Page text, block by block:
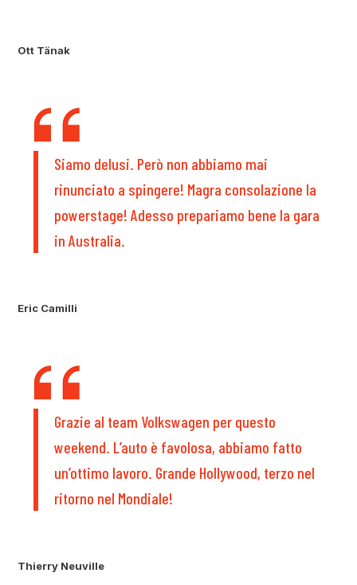
Ott Tänak
Siamo delusi. Però non abbiamo mai
rinunciato a spingere! Magra consolazione la
powerstage! Adesso prepariamo bene la gara
in Australia.
Eric Camilli
Grazie al team Volkswagen per questo
weekend. L’auto è favolosa, abbiamo fatto
un’ottimo lavoro. Grande Hollywood, terzo nel
ritorno nel Mondiale!
Thierry Neuville